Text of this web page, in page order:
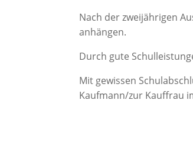
Nach der zweijährigen
anhängen.
Durch gute
Mit gewissen
Kaufmann/zur Kauffrau